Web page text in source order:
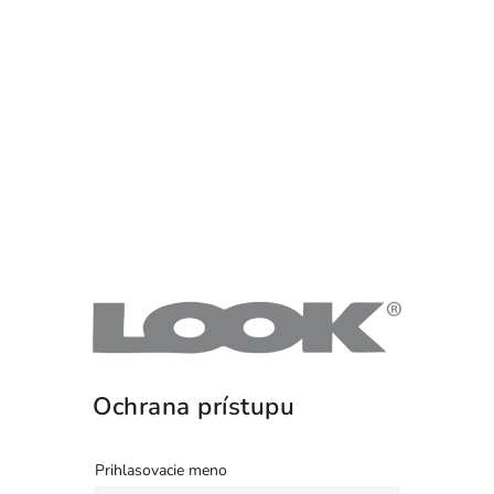
Ochrana prístupu
Prihlasovacie meno